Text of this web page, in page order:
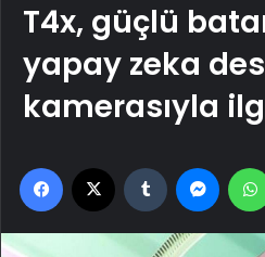
T4x, güçlü
yapay zeka
kamerasıyla
Facebook Tumblr